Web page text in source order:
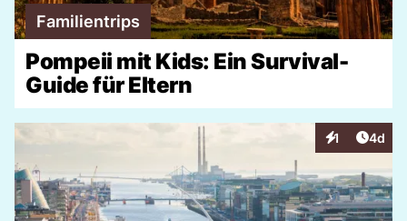
Familientrips
Pompeii mit Kids: Ein Survival-
Guide für Eltern
1
Interaktionen
4d